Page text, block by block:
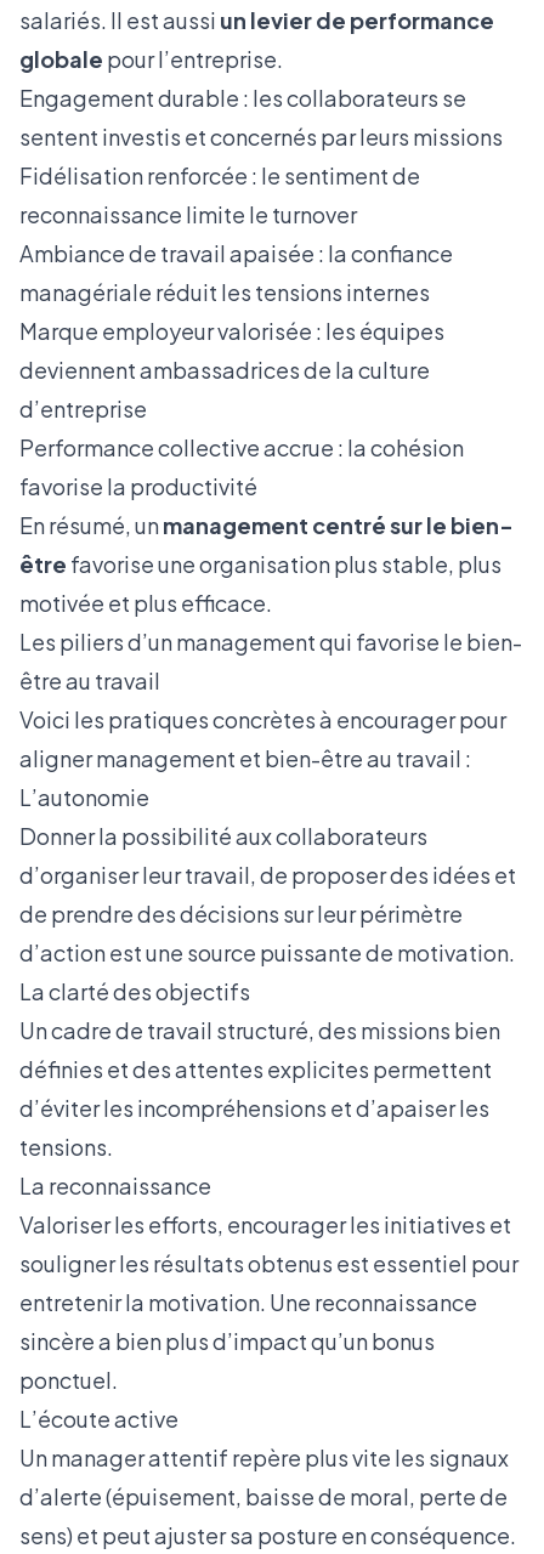
salariés. Il est aussi un levier de performance
globale pour l’entreprise.
Engagement durable : les collaborateurs se
sentent investis et concernés par leurs missions
Fidélisation renforcée : le sentiment de
reconnaissance limite le turnover
Ambiance de travail apaisée : la confiance
managériale réduit les tensions internes
Marque employeur valorisée : les équipes
deviennent ambassadrices de la culture
d’entreprise
Performance collective accrue : la cohésion
favorise la productivité
En résumé, unmanagement centré sur le bien-
être favorise une organisation plus stable, plus
motivée et plus efficace.
Les piliers d’un management qui favorise le bien-
être au travail
Voici les pratiques concrètes à encourager pour
aligner management et bien-être au travail :
L’autonomie
Donner la possibilité aux collaborateurs
d’organiser leur travail, de proposer des idées et
de prendre des décisions sur leur périmètre
d’action est une source puissante de motivation.
La clarté des objectifs
Un cadre de travail structuré, des missions bien
définies et des attentes explicites permettent
d’éviter les incompréhensions et d’apaiser les
tensions.
La reconnaissance
Valoriser les efforts, encourager les initiatives et
souligner les résultats obtenus est essentiel pour
entretenir la motivation. Une reconnaissance
sincère a bien plus d’impact qu’un bonus
ponctuel.
L’écoute active
Un manager attentif repère plus vite les signaux
d’alerte (épuisement, baisse de moral, perte de
sens) et peut ajuster sa posture en conséquence.